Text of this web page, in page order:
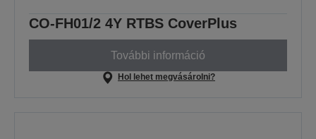
CO-FH01/2 4Y RTBS CoverPlus
További információ
Hol lehet megvásárolni?